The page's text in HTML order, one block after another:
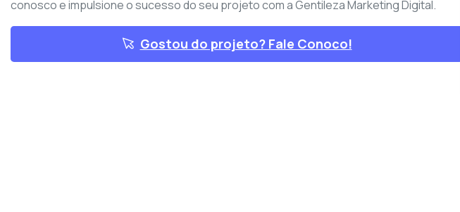
conosco e impulsione o sucesso do seu projeto com a Gentileza Marketing Digital.
Gostou do projeto? Fale Conoco!